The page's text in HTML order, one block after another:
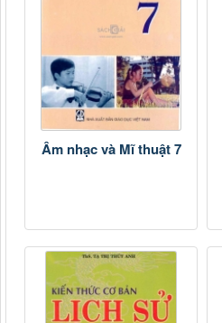
Âm nhạc và Mĩ thuật 7